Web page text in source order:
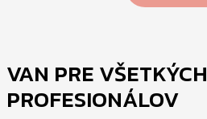
VAN PRE VŠETKÝCH
PROFESIONÁLOV